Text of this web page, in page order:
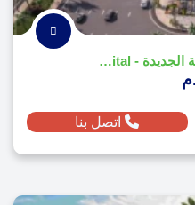
مول فرونت جيت العاصمة الإدارية الجديدة - Mall Front Gate New Capital
اتصل بنا